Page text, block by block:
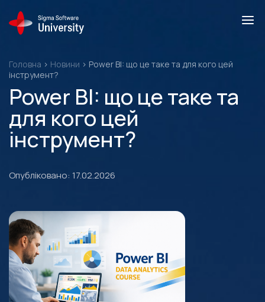
content
Головна > Новини > Power BI: що це таке та для кого цей
інструмент?
Power BI: що це таке та
для кого цей
інструмент?
Опубліковано: 17.02.2026